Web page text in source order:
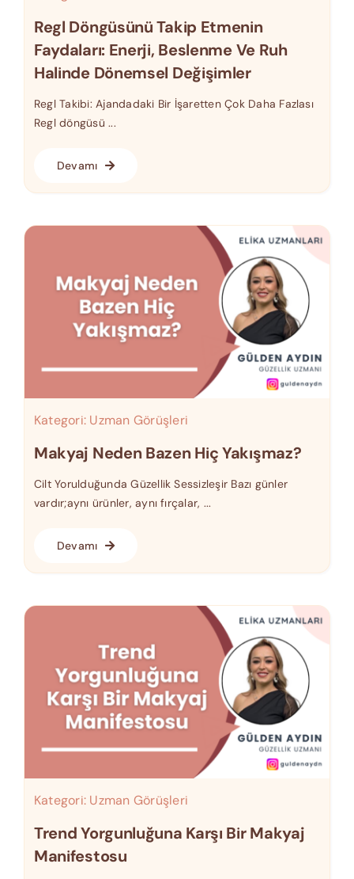
Regl Döngüsünü Takip Etmenin
Faydaları: Enerji, Beslenme Ve Ruh
Halinde Dönemsel Değişimler
Regl Takibi: Ajandadaki Bir İşaretten Çok Daha Fazlası
Regl döngüsü ...
Devamı
Kategori: Uzman Görüşleri
Makyaj Neden Bazen Hiç Yakışmaz?
Cilt Yorulduğunda Güzellik Sessizleşir Bazı günler
vardır;aynı ürünler, aynı fırçalar, ...
Devamı
Kategori: Uzman Görüşleri
Trend Yorgunluğuna Karşı Bir Makyaj
Manifestosu